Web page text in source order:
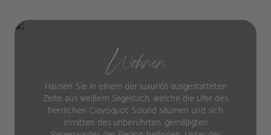
Wohnen
Hausen Sie in einem der luxuriös ausgestatteten
Zelte aus weißem Segeltuch, welche die Ufer des
herrlichen Clayoquot Sound säumen und sich
inmitten des unberührten, gemäßigten